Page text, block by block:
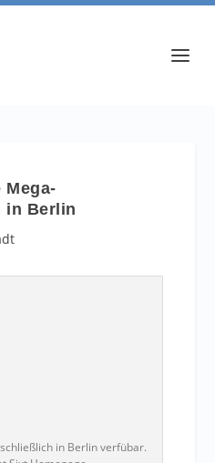
in Berlin
in Berlin verfübar.